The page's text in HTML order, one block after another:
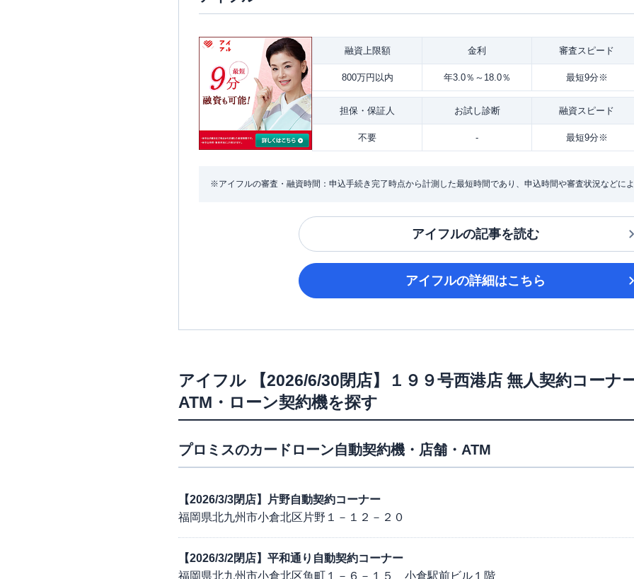
融資上限額 金利 審査スピード
800万円以内 年3.0％～18.0％ 最短9分※
担保・ 保証人 お試し診断 融資スピード
不要 - 最短9分※
※アイフルの審査・融資時間：申込手続き完了時点から計測した最短時間であり、申込時間や審査状況などによ
アイフルの記事を読む
アイフルの詳細はこちら
アイフル 【2026/6/30閉店】１９９号西港店 無人契約コーナ
ATM・ローン契約機を探す
プロミスのカードローン自動契約機・店舗・ATM
【2026/3/3閉店】片野自動契約コーナー
福岡県北九州市小倉北区片野１－１２－２０
【2026/3/2閉店】平和通り自動契約コーナー
福岡県北九州市小倉北区魚町１－６－１５ 小倉駅前ビル１階